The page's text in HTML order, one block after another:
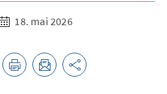
18. mai 2026